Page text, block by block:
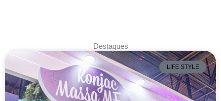
Destaques
LIFE STYLE